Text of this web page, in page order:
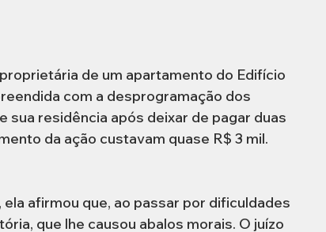
de um apartamento do Edifício
com a desprogramação dos
sua residência após deixar de pagar duas
da ação custavam quase R$ 3 mil.
afirmou que, ao passar por dificuldades
que lhe causou abalos morais. O juízo